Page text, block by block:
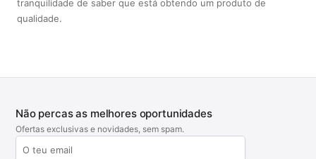
tranquilidade de saber que está obtendo um produto de
qualidade.
Não percas as melhores oportunidades
Ofertas exclusivas e novidades, sem spam.